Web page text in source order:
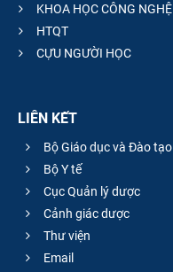
KHOA HỌC CÔNG NGHỆ
HTQT
CỰU NGƯỜI HỌC
LIÊN KẾT
Bộ Giáo dục và Đào tạo
Bộ Y tế
Cục Quản lý dược
Cảnh giác dược
Thư viện
Email